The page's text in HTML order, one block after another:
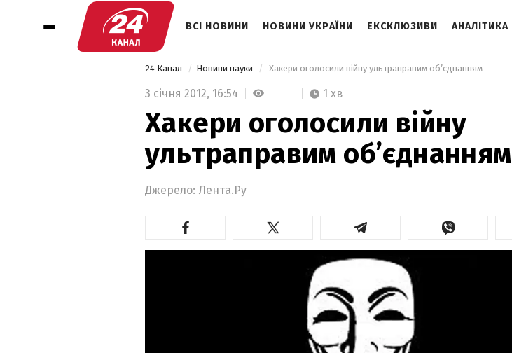
ВСІ НОВИНИ НОВИНИ УКРАЇНИ ЕКСКЛЮЗИВИ АНАЛІТИКА
24 Канал Новини науки Хакери оголосили війну ультраправим об’єднанням
3 січня 2012, 16:54 1 хв
Хакери оголосили війну
ультраправим об’єднанням
Джерело: Лента.Ру